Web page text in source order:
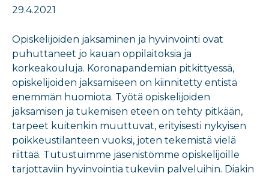
29.4.2021
Opiskelijoiden jaksaminen ja hyvinvointi ovat
puhuttaneet jo kauan oppilaitoksia ja
korkeakouluja. Koronapandemian pitkittyessä,
opiskelijoiden jaksamiseen on kiinnitetty entistä
enemmän huomiota. Työtä opiskelijoiden
jaksamisen ja tukemisen eteen on tehty pitkään,
tarpeet kuitenkin muuttuvat, erityisesti nykyisen
poikkeustilanteen vuoksi, joten tekemistä vielä
riittää. Tutustuimme jäsenistömme opiskelijoille
tarjottaviin hyvinvointia tukeviin palveluihin. Diakin